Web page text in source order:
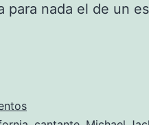
para nada el de un